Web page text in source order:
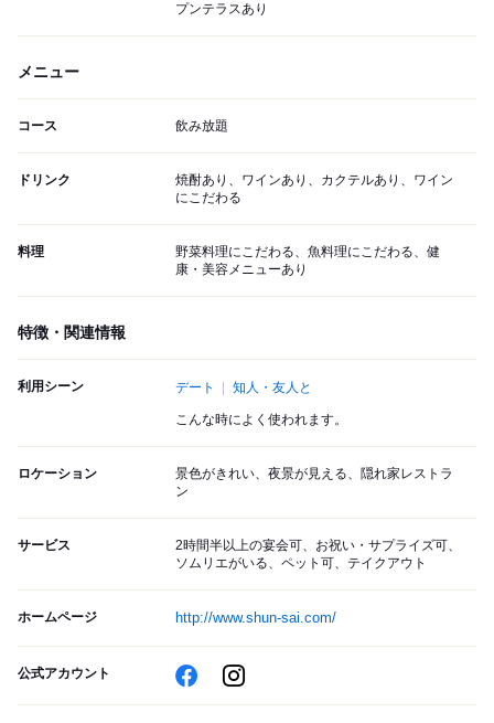
プンテラスあり
メニュー
コース 飲み放題
ドリンク
焼酎あり、ワインあり、カクテルあり、ワイン
にこだわる
料理
野菜料理にこだわる、魚料理にこだわる、健
康・美容メニューあり
特徴・関連情報
利用シーン デート 知人・友人と
こんな時によく使われます。
ロケーション
景色がきれい、夜景が見える、隠れ家レストラ
ン
サービス
2時間半以上の宴会可、お祝い・サプライズ可、
ソムリエがいる、ペット可、テイクアウト
ホームページ http://www.shun-sai.com/
公式アカウント